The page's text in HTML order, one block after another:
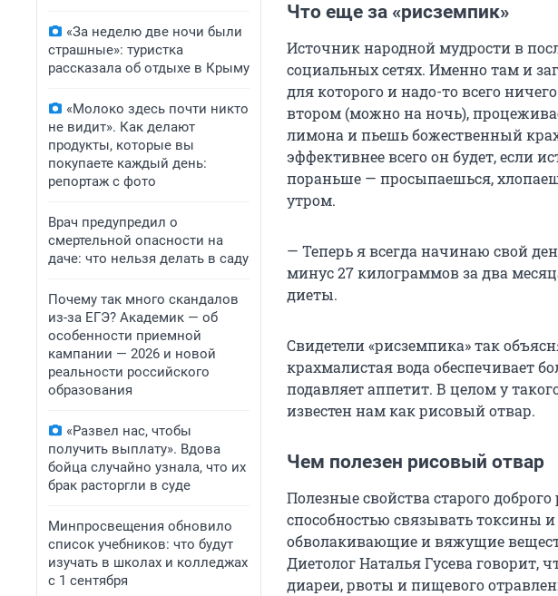
«За неделю две ночи были
страшные»: туристка
рассказала об отдыхе в Крыму
«Молоко здесь почти никто
не видит». Как делают
продукты, которые вы
покупаете каждый день:
репортаж с фото
Врач предупредил о
смертельной опасности на
даче: что нельзя делать в саду
Почему так много скандалов
из-за ЕГЭ? Академик — об
особенности приемной
кампании — 2026 и новой
реальности российского
образования
«Развел нас, чтобы
получить выплату». Вдова
бойца случайно узнала, что их
брак расторгли в суде
Минпросвещения обновило
список учебников: что будут
изучать в школах и колледжах
с 1 сентября
Что еще за «рисземпик»
Источник народной мудрости в
социальных сетях. Именно там и
для которого и надо-то всего
втором (можно на ночь),
лимона и пьешь божественный
эффективнее всего он будет, если
пораньше — просыпаешься,
утром.
— Теперь я всегда начинаю свой
минус 27 килограммов за два
диеты.
Свидетели «рисземпика» так
крахмалистая вода обеспечивает
подавляет аппетит. В целом у
известен нам как рисовый отвар.
Чем полезен рисовый отвар
Полезные свойства старого
способностью связывать токсины
обволакивающие и вяжущие
Диетолог Наталья Гусева говорит,
диареи, рвоты и пищевого